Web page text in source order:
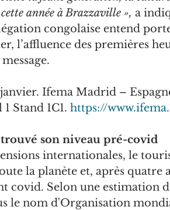
année à Brazzaville », a
congolaise entend
l’affluence des premières
Ifema Madrid –
Stand 1C1. https://
son niveau pré-covid
internationales, le
la planète et, après quatre
covid. Selon une estimation
le nom d'Organisation